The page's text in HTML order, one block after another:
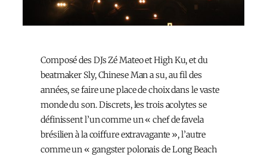
Composé des DJs Zé Mateo et High Ku, et du
beatmaker Sly, Chinese Man a su, au fil des
années, se faire une place de choix dans le vaste
monde du son. Discrets, les trois acolytes se
définissent l’un comme un « chef de favela
brésilien à la coiffure extravagante », l’autre
comme un « gangster polonais de Long Beach